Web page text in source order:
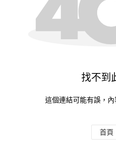
找不到
這個連結可能有誤，
首頁